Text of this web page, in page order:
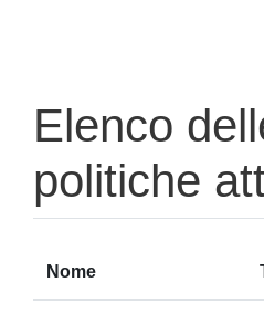
Elenco
politiche
Nome